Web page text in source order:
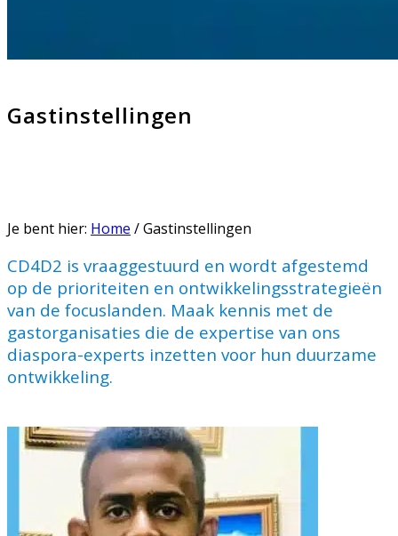
Gastinstellingen
Je bent hier: Home /Gastinstellingen
CD4D2 is vraaggestuurd en wordt afgestemd
op de prioriteiten en ontwikkelingsstrategieën
van de focuslanden. Maak kennis met de
gastorganisaties die de expertise van ons
diaspora-experts inzetten voor hun duurzame
ontwikkeling.